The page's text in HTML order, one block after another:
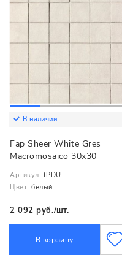
В наличии
Fap Sheer White Gres
Macromosaico 30x30
Артикул: fPDU
Цвет: белый
2 092 руб./шт.
В корзину